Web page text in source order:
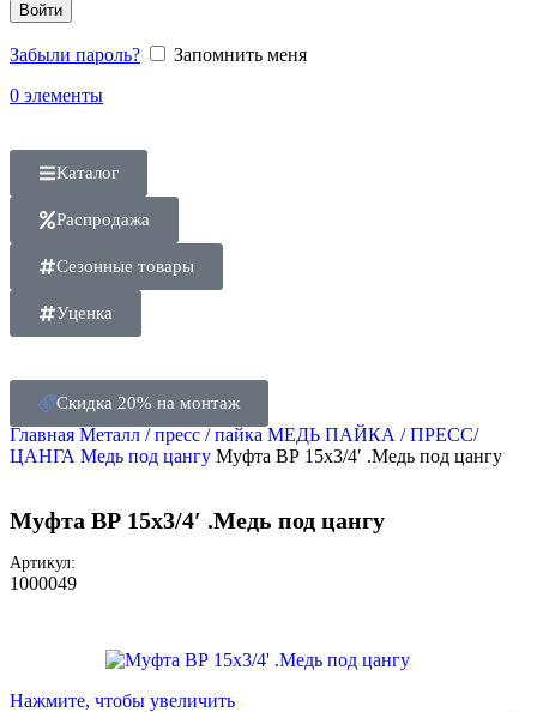
Войти
Забыли пароль?
Запомнить меня
0 элементы
Каталог
Распродажа
Сезонные товары
Уценка
Скидка 20% на монтаж
Главная Металл / пресс / пайка МЕДЬ ПАЙКА / ПРЕСС/
ЦАНГА Медь под цангу Муфта ВР 15х3/4′ .Медь под цангу
Муфта ВР 15х3/4′ .Медь под цангу
Артикул:
1000049
Нажмите, чтобы увеличить